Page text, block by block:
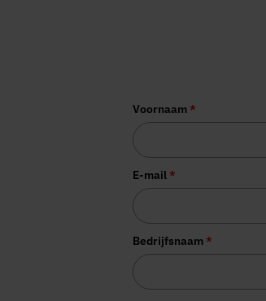
Voornaam*
E-mail *
Bedrijfsnaam*